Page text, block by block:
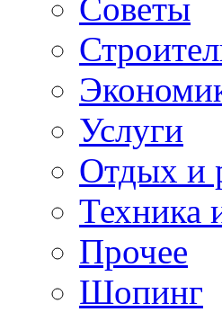
Советы
Услуги
Отдых и
Техника
Прочее
Шопинг